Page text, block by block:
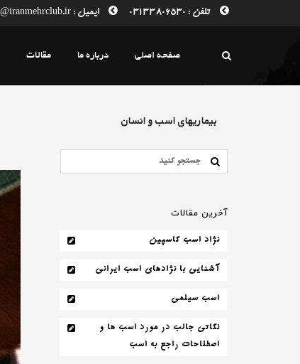
تلفن : 03133806530 ایمیل : info@iranmehrclub.ir
صفحه اصلی درباره ما مقالات
بیماریهای اسب و انسان
آخرین مقالات
نژاد اسب کاسپین
آشنایی با نژادهای اسب ایرانی
اسب سیلمی
نکاتی جالب در مورد اسب ها و
اصطلاحات راجع به اسب